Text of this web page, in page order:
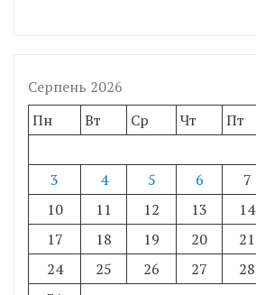
Серпень 2026
Пн
Вт Ср Чт Пт
3
4 5 6 7
10
11 12 13 14
17
18 19 20 21
24
25 26 27 28